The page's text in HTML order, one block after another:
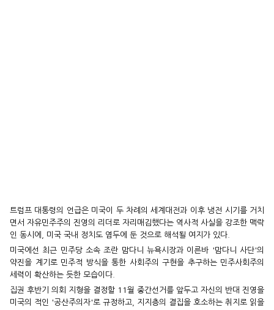
트럼프 대통령의 언급은 미국이 두 차례의 세계대전과 이후 냉전 시기를 거치
면서 자유민주주의 진영의 리더로 자리매김했다는 역사적 사실을 강조한 맥락
인 동시에, 미국 국내 정치도 염두에 둔 것으로 해석될 여지가 있다.
미국에선 최근 민주당 소속 조란 맘다니 뉴욕시장과 이른바 '맘다니 사단'의
약진을 계기로 민주적 방식을 통한 사회주의 구현을 추구하는 민주사회주의
세력이 확산하는 듯한 모습이다.
집권 후반기 의회 지형을 결정할 11월 중간선거를 앞두고 자신의 반대 진영을
미국의 적인 '공산주의자'로 규정하고, 지지층의 결집을 호소하는 취지로 읽을